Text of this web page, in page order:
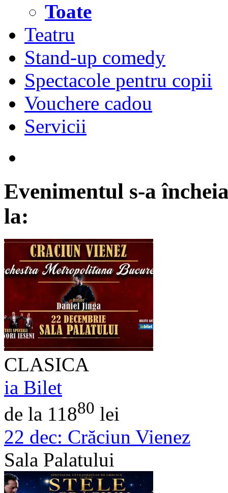
Toate
Teatru
Stand-up comedy
Spectacole pentru copii
Vouchere cadou
Servicii
Evenimentul s-a
la:
CLASICA
ia Bilet
de la 11880 lei
22 dec: Crăciun Vienez
Sala Palatului